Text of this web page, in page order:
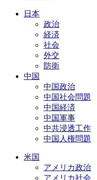
日本
政治
経済
社会
外交
防衛
中国
中国政治
中国社会問題
中国経済
中国軍事
中共浸透工作
中国人権問題
米国
アメリカ政治
アメリカ社会